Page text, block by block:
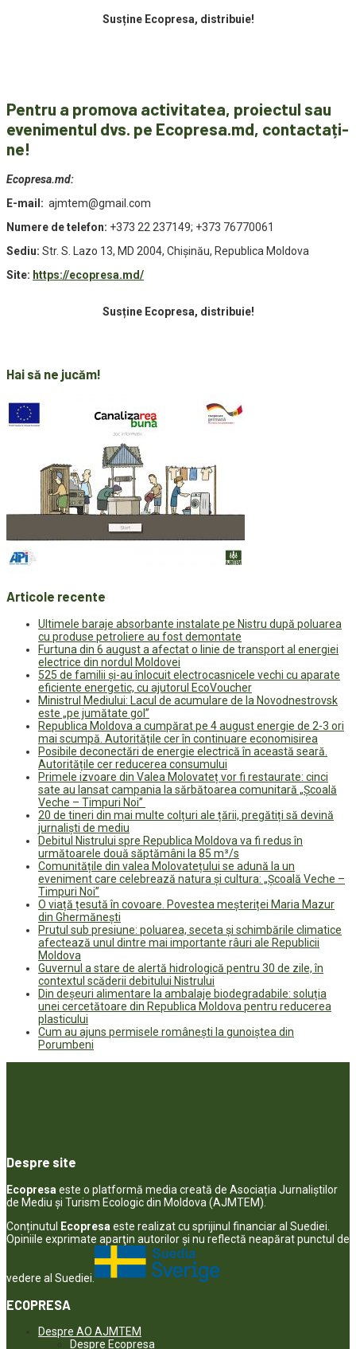
Susține Ecopresa, distribuie!
Pentru a promova activitatea, proiectul sau
evenimentul dvs. pe Ecopresa.md, contactați-
ne!
Ecopresa.md:
E-mail: ajmtem@gmail.com
Numere de telefon: +373 22 237149; +373 76770061
Sediu: Str. S. Lazo 13, MD 2004, Chișinău, Republica Moldova
Site: https://ecopresa.md/
Susține Ecopresa, distribuie!
Hai să ne jucăm!
Articole recente
Ultimele baraje absorbante instalate pe Nistru după poluarea
cu produse petroliere au fost demontate
Furtuna din 6 august a afectat o linie de transport al energiei
electrice din nordul Moldovei
525 de familii și-au înlocuit electrocasnicele vechi cu aparate
eficiente energetic, cu ajutorul EcoVoucher
Ministrul Mediului: Lacul de acumulare de la Novodnestrovsk
este „pe jumătate gol”
Republica Moldova a cumpărat pe 4 august energie de 2-3 ori
mai scumpă. Autoritățile cer în continuare economisirea
Posibile deconectări de energie electrică în această seară.
Autoritățile cer reducerea consumului
Primele izvoare din Valea Molovateț vor fi restaurate: cinci
sate au lansat campania la sărbătoarea comunitară „Școală
Veche – Timpuri Noi”
20 de tineri din mai multe colțuri ale țării, pregătiți să devină
jurnaliști de mediu
Debitul Nistrului spre Republica Moldova va fi redus în
următoarele două săptămâni la 85 m³/s
Comunitățile din valea Molovatețului se adună la un
eveniment care celebrează natura și cultura: „Școală Veche –
Timpuri Noi”
O viață țesută în covoare. Povestea meșteriței Maria Mazur
din Ghermănești
Prutul sub presiune: poluarea, seceta și schimbările climatice
afectează unul dintre mai importante râuri ale Republicii
Moldova
Guvernul a stare de alertă hidrologică pentru 30 de zile, în
contextul scăderii debitului Nistrului
Din deșeuri alimentare la ambalaje biodegradabile: soluția
unei cercetătoare din Republica Moldova pentru reducerea
plasticului
Cum au ajuns permisele românești la gunoiștea din
Porumbeni
Despre site
Ecopresa este o platformă media creată de Asociația Jurnaliștilor
de Mediu și Turism Ecologic din Moldova (AJMTEM).
Conținutul Ecopresa este realizat cu sprijinul financiar al Suediei.
Opiniile exprimate aparţin autorilor şi nu reflectă neapărat punctul de
vedere al Suediei.
ECOPRESA
Despre AO AJMTEM
Despre Ecopresa